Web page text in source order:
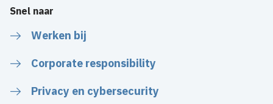
Snel naar
Werken bij
Corporate responsibility
Privacy en cybersecurity